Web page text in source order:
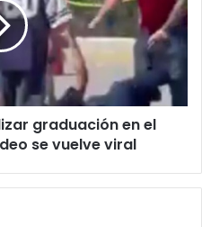
graduación en el
se vuelve viral